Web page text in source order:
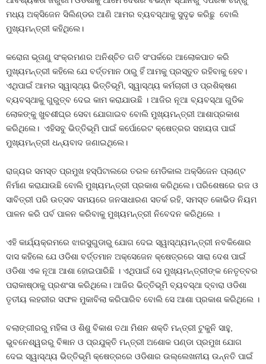
ମଧ୍ୟ ଅକ୍‌ସିଜେନ ସିଲିଣ୍ଡର ଆଣି ଆମର ବ୍ୟବସ୍ଥାକୁ ସୁଦୃଢ କରିଛୁ ବୋଲି
ମୁଖ୍ୟମନ୍ତ୍ରୀ କହିଥିଲେ।
କରୋନା ଭୂତାଣୁ ସଂକ୍ରମଣର ଅନିଶ୍ଚିତ ଗତି ସଂପର୍କରେ ଆଲୋକପାତ କରି
ମୁଖ୍ୟମନ୍ତ୍ରୀ କହିଲେ ଯେ ବର୍ତ୍ତମାନ ଠାରୁ ହିଁ ଆମକୁ ପ୍ରସ୍ତୁତ ରହିବାକୁ ହେବ।
ଏଥିପାଇଁ ଆମର ସ୍ୱାସ୍ଥ୍ୟ ଭିତ୍ତିଭୂମି, ସ୍ୱାସ୍ଥ୍ୟ କର୍ମଚାରୀ ଓ ପ୍ରଶିକ୍ଷଣ
ବ୍ୟବସ୍ଥାକୁ ଗୁରୁତ୍ବ ଦେଇ କାମ କରାଯାଉଛି । ଆଜିର ନୂଆ ବ୍ୟବସ୍ଥା ଗୁଡିକ
ଲୋକଙ୍କୁ ଖୁବଶୀଘ୍ର ସେବା ଯୋଗାଇବ ବୋଲି ମୁଖ୍ୟମନ୍ତ୍ରୀ ଆଶାପ୍ରକାଶ
କରିଥିଲେ। ଏହିସବୁ ଭିତ୍ତିଭୂମି ପାଇଁ କର୍ପୋରେଟ କ୍ଷେତ୍ରର ସହାୟତା ପାଇଁ
ମୁଖ୍ୟମନ୍ତ୍ରୀ ଧନ୍ୟବାଦ ଜଣାଇଥିଲେ।
ରାଜ୍ୟର ସମସ୍ତ ପ୍ରମୁଖ ହସ୍‌ପିଟାଲରେ ତରଳ ମେଡିକାଲ ଅକ୍ସିଜେନ ପ୍ଲାଣ୍ଟ
ନିର୍ମାଣ କରାଯାଉଛି ବୋଲି ମୁଖ୍ୟମନ୍ତ୍ରୀ ପ୍ରକାଶ କରିଥିଲେ। ପରିଶେଷରେ ରଜ ଓ
ସାବିତ୍ରୀ ପରି ଉତ୍ସବ ସମୟରେ ଜନସାଧାରଣ ସତର୍କ ରହି, ସମସ୍ତ କୋଭିଡ ନିୟମ
ପାଳନ କରି ପର୍ବ ପାଳନ କରିବାକୁ ମୁଖ୍ୟମନ୍ତ୍ରୀ ନିବେଦନ କରିଥିଲେ ।
ଏହି କାର୍ଯ୍ୟକ୍ରମରେ ଝାରସୁଗୁଡାରୁ ଯୋଗ ଦେଇ ସ୍ୱାସ୍ଥ୍ୟମନ୍ତ୍ରୀ ନବକିଶୋର
ଦାସ କହିଲେ ଯେ ଓଡିଶା ବର୍ତ୍ତମାନ ଅକ୍‌ସେଜେନ କ୍ଷେତ୍ରରେ ସାରା ଦେଶ ପାଇଁ
ଓଡିଶା ଏକ ନୂଆ ଆଶା ହୋଇପାରିଛି । ଏଥିପାଇଁ ସେ ମୁଖ୍ୟମନ୍ତ୍ରୀଙ୍କ ନେତୃତ୍ବର
ପରାକାଷ୍ଠାକୁ ପ୍ରଶଂସା କରିଥିଲେ। ଆଜିର ଭିତ୍ତିଭୂମି ବ୍ୟବସ୍ଥା ଦ୍ବାରା ଓଡିଶା
ତୃତୀୟ ଲହରୀର ସଫଳ ମୁକାବିଲା କରିପାରିବ ବୋଲି ସେ ଆଶା ପ୍ରକାଶ କରିଥିଲେ ।
ବଲାଙ୍ଗୀରରୁ ମହିଳା ଓ ଶିଶୁ ବିକାଶ ତଥା ମିଶନ ଶକ୍ତି ମନ୍ତ୍ରୀ ଟୁକୁନି ସାହୁ,
ଭୁବନେଶ୍ୱରରୁ ବିଜ୍ଞାନ ଓ ପ୍ରଯୁକ୍ତି ମନ୍ତ୍ରୀ ଅଶୋକ ପଣ୍ଡା ପ୍ରମୁଖ ଯୋଗ
ଦେଇ ସ୍ୱାସ୍ଥ୍ୟ ଭିତ୍ତିଭୂମି କ୍ଷେତ୍ରରେ ଓଡିଶାର ଉଲ୍ଲେଖନୀୟ ଉନ୍ନତି ପାଇଁ